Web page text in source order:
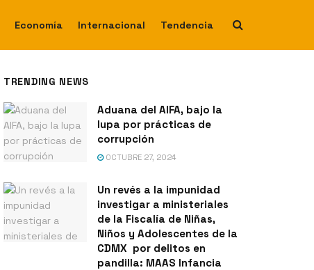
Economía Internacional Tendencia
TRENDING NEWS
Aduana del AIFA, bajo la
lupa por prácticas de
corrupción
OCTUBRE 27, 2024
Un revés a la impunidad
investigar a ministeriales
de la Fiscalía de Niñas,
Niños y Adolescentes de la
CDMX por delitos en
pandilla: MAAS Infancia